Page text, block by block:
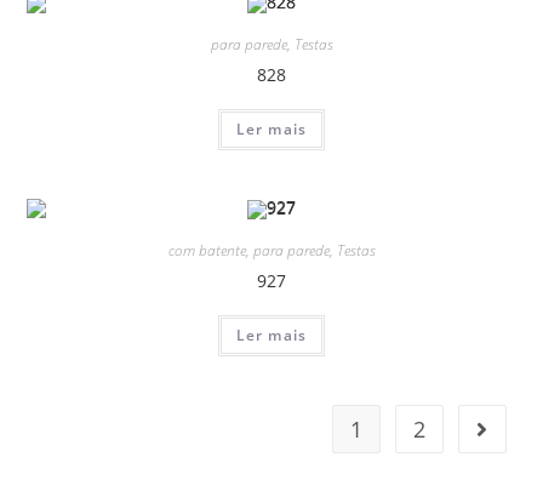
para parede, Testas
828
Ler mais
com batente, para parede, Testas
927
Ler mais
1 2